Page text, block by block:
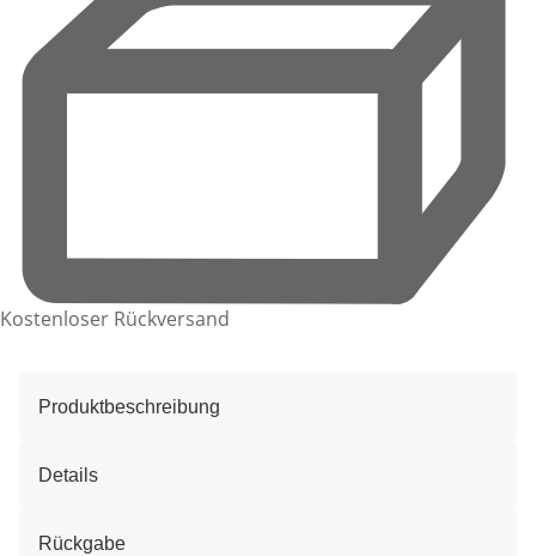
Kostenloser Rückversand
Produktbeschreibung
Details
Rückgabe